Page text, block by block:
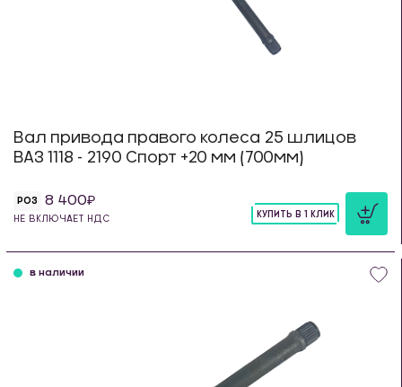
Вал привода правого колеса 25 шлицов
ВАЗ 1118 - 2190 Спорт +20 мм (700мм)
РОЗ 8 400
НЕ ВКЛЮЧАЕТ НДС
КУПИТЬ В 1 КЛИК
в наличии